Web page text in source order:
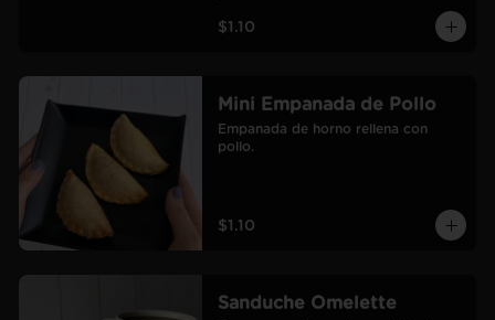
$1.10
Mini Empanada de Pollo
Empanada de horno rellena con
pollo.
$1.10
Sanduche Omelette